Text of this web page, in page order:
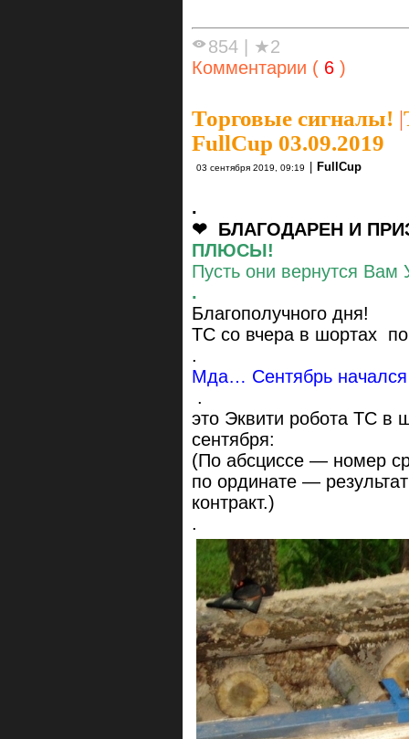
854
★2
Комментарии ( 6 )
Торговые сигналы! |
FullCup 03.09.2019
03 сентября 2019, 09:19 | FullCup
.
❤ БЛАГОДАРЕН И
ПЛЮСЫ!
Пусть они вернутся
.
Благополучного дня!
ТС со вчера в шортах
.
Мда… Сентябрь
.
это Эквити робота ТС в
сентября:
(По абсциссе — номер
по ординате —
контракт.)
.